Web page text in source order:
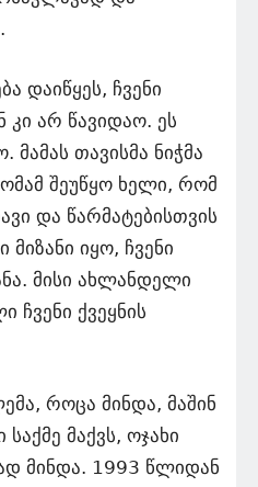
დაიწყეს, ჩვენი
კი არ წავიდაო. ეს
თავისმა ნიჭმა
შეუწყო ხელი, რომ
და წარმატებისთვის
მიზანი იყო, ჩვენი
მისი ახლანდელი
ჩვენი ქვეყნის
როცა მინდა, მაშინ
მაქვს, ოჯახი
მინდა. 1993 წლიდან